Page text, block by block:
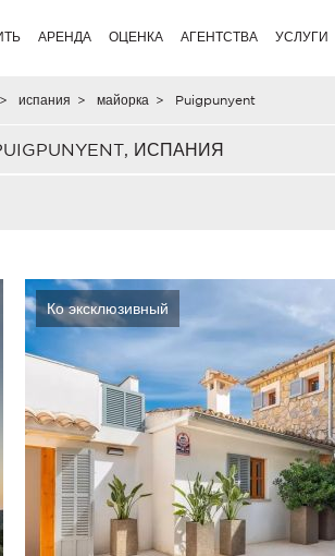
АРЕНДА ОЦЕНКА АГЕНТСТВА УСЛУГИ
> испания > майорка > Puigpunyent
ИСПАНИЯ
Ко эксклюзивный